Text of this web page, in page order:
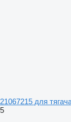
21067215 для
5